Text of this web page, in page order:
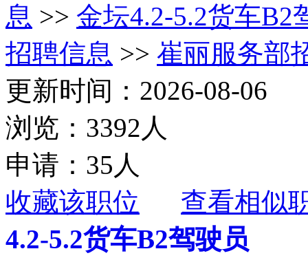
息 >> 金坛4.2-5.2货车B2
招聘信息 >> 崔丽服务部
更新时间：2026-08-06
浏览：3392人
申请：35人
收藏该职位
查看相似
4.2-5.2货车B2驾驶员